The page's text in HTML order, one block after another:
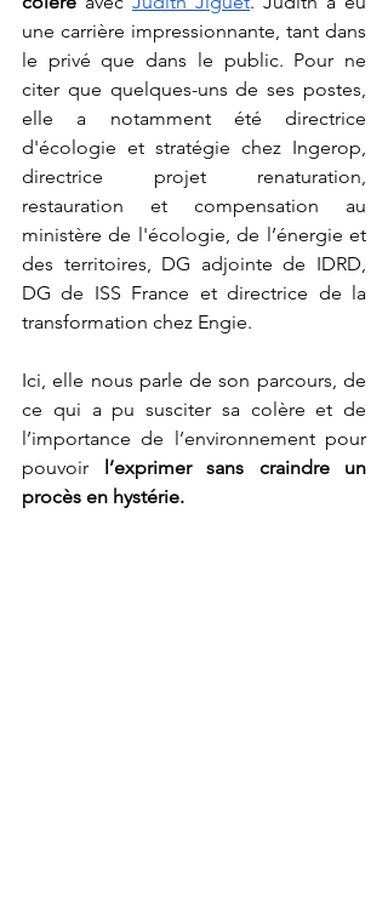
une carrière impressionnante, tant dans
le privé que dans le public. Pour ne
citer que quelques-uns de ses postes,
elle a notamment été directrice
d'écologie et stratégie chez Ingerop,
directrice projet renaturation,
restauration et compensation au
ministère de l'écologie, de l’énergie et
des territoires, DG adjointe de IDRD,
DG de ISS France et directrice de la
transformation chez Engie.
Ici, elle nous parle de son parcours, de
ce qui a pu susciter sa colère et de
l’importance de l’environnement pour
pouvoir l’exprimer sans craindre un
procès en hystérie.